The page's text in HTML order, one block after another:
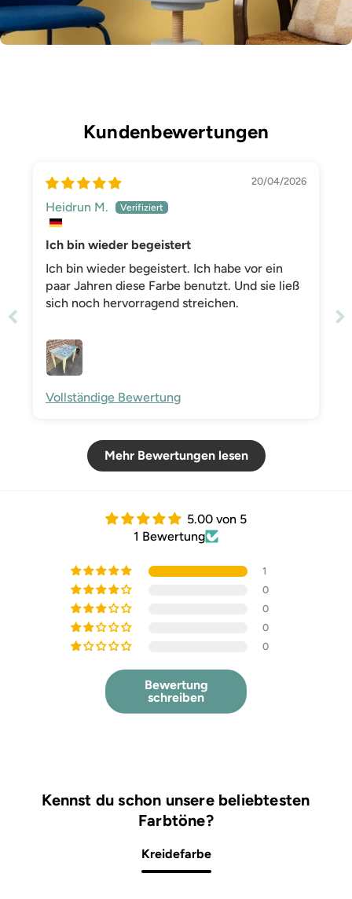
Kundenbewertungen
20/04/2026
Heidrun M.
Ich bin wieder begeistert
Ich bin wieder begeistert. Ich habe vor ein
paar Jahren diese Farbe benutzt. Und sie ließ
sich noch hervorragend streichen.
Vollständige Bewertung
Mehr Bewertungen lesen
5.00 von 5
1 Bewertung
1
0
0
0
0
Bewertung
schreiben
Kennst du schon unsere beliebtesten
Farbtöne?
Kreidefarbe